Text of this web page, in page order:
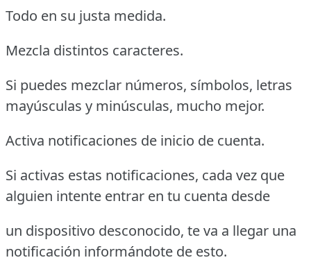
Todo en su justa medida.
Mezcla distintos caracteres.
Si puedes mezclar números, símbolos, letras
mayúsculas y minúsculas, mucho mejor.
Activa notificaciones de inicio de cuenta.
Si activas estas notificaciones, cada vez que
alguien intente entrar en tu cuenta desde
un dispositivo desconocido, te va a llegar una
notificación informándote de esto.